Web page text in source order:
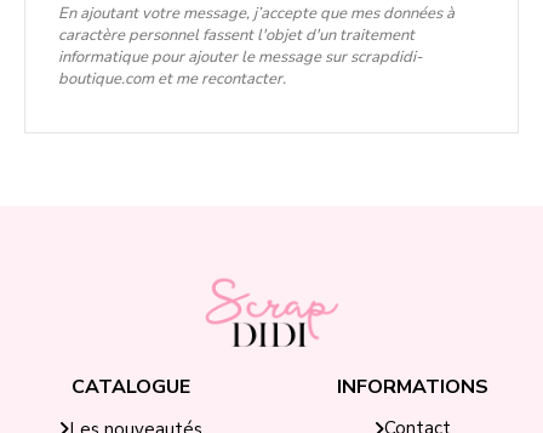
En ajoutant votre message, j’accepte que mes données à
caractère personnel fassent l'objet d'un traitement
informatique pour ajouter le message sur scrapdidi-
boutique.com et me recontacter.
CATALOGUE INFORMATIONS